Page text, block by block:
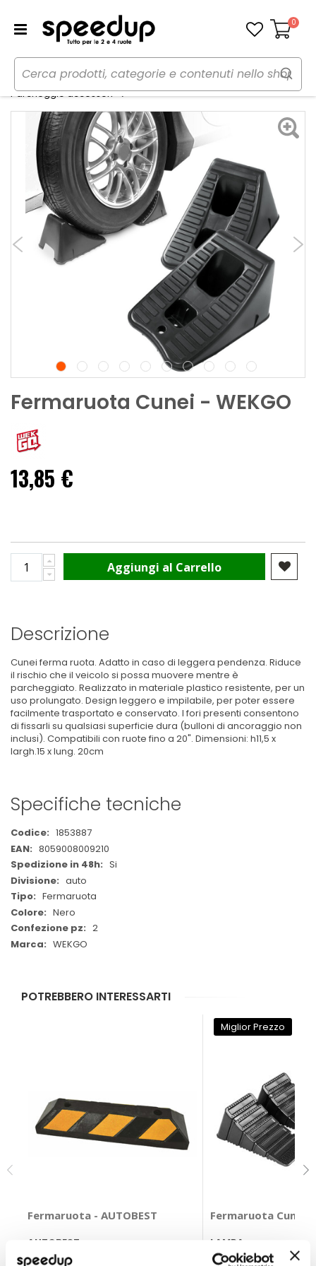
Carrello
0
Home Auto
Garage, parcheggio e stoccaggio
Parcheggio accessori
Fermaruota Cunei - WEKGO
Fermaruota Cunei - WEKGO
13,85 €
Aggiungi al Carrello
Descrizione
Cunei ferma ruota. Adatto in caso di leggera pendenza. Riduce
il rischio che il veicolo si possa muovere mentre è
parcheggiato. Realizzato in materiale plastico resistente, per un
uso prolungato. Design leggero e impilabile, per poter essere
facilmente trasportato e conservato. I fori presenti consentono
di fissarli su qualsiasi superficie dura (bulloni di ancoraggio non
inclusi). Compatibili con ruote fino a 20". Dimensioni: h11,5 x
largh.15 x lung. 20cm
Specifiche tecniche
Maggiori
Informazioni
1853887
8059008009210
Si
auto
Fermaruota
Nero
2
WEKGO
POTREBBERO INTERESSARTI
Fermaruota - AUTOBEST
AUTOBEST
55x15x10cm
Miglior Prezzo
Fermaruota Cunei -
LAMPA
Nero Max 1000 Kg